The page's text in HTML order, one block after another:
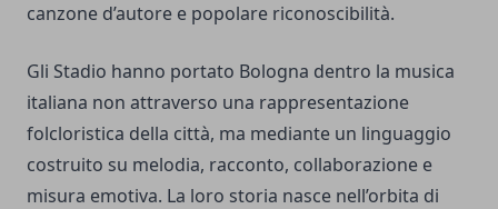
canzone d’autore e popolare riconoscibilità.
Gli Stadio hanno portato Bologna dentro la musica
italiana non attraverso una rappresentazione
folcloristica della città, ma mediante un linguaggio
costruito su melodia, racconto, collaborazione e
misura emotiva. La loro storia nasce nell’orbita di